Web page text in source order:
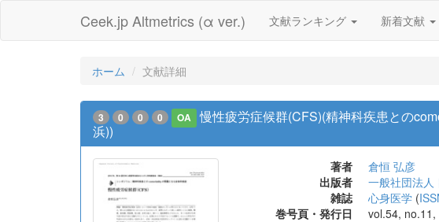
Ceek.jp Altmetrics (α ver.) 文献ランキング 新着文献
ホーム 文献詳細
3 0 0 0 OA
慢性疲労症候群(CFS)(精神科疾患との
浜))
著者
倉恒 弘彦
出版者
一般社団法人
雑誌
心身医学 (
巻号頁・発行日
vol.54,